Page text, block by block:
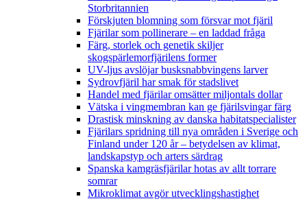
Storbritannien
Förskjuten blomning som försvar mot fjäril
Fjärilar som pollinerare – en laddad fråga
Färg, storlek och genetik skiljer
skogspärlemorfjärilens former
UV-ljus avslöjar busksnabbvingens larver
Sydrovfjäril har smak för stadslivet
Handel med fjärilar omsätter miljontals dollar
Vätska i vingmembran kan ge fjärilsvingar färg
Drastisk minskning av danska habitatspecialister
Fjärilars spridning till nya områden i Sverige och
Finland under 120 år– betydelsen av klimat,
landskapstyp och arters särdrag
Spanska kamgräsfjärilar hotas av allt torrare
somrar
Mikroklimat avgör utvecklingshastighet